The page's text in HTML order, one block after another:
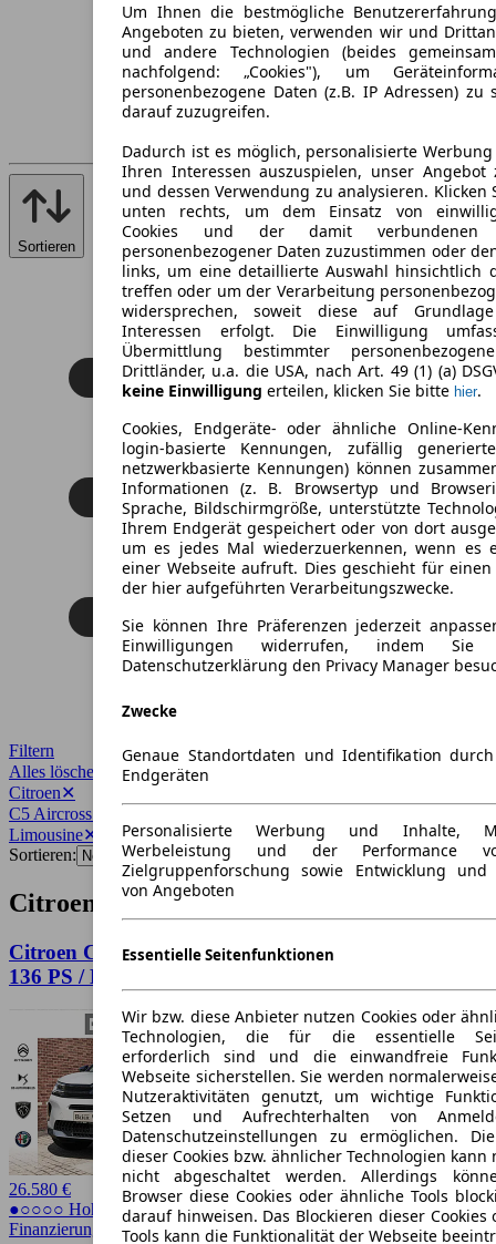
Sortieren
Filtern
Alles löschen
Citroen✕
C5 Aircross
Limousine✕
Sortieren:
Citroen C5 Aircross Limousine Angebote
Citroen C5 Aircross C- Serie Mild-Hybrid / 1.2 Ltr /
136 PS / Kam / S
26.580 €
●○○○○ Hoher Preis
Finanzierung möglich
Um Ihnen die bestmögliche
Angeboten zu bieten, verwenden wir und
und andere Technologien (beides
nachfolgend: „Cookies"), um
personenbezogene Daten (z.B. IP Adressen) zu
darauf zuzugreifen.
Dadurch ist es möglich, personalisierte
Ihren Interessen auszuspielen, unser Angebot
und dessen Verwendung zu analysieren. Klicken
unten rechts, um dem Einsatz von
Cookies und der damit verbundenen
personenbezogener Daten zuzustimmen oder
links, um eine detaillierte Auswahl hinsichtlich
treffen oder um der Verarbeitung
widersprechen, soweit diese auf
Interessen erfolgt. Die Einwilligung
Übermittlung bestimmter
Drittländer, u.a. die USA, nach Art. 49 (1) (a)
keine Einwilligung erteilen, klicken Sie bitte hier.
Cookies, Endgeräte- oder ähnliche Online-
login-basierte Kennungen, zufällig
netzwerkbasierte Kennungen) können
Informationen (z. B. Browsertyp und
Sprache, Bildschirmgröße, unterstützte
Ihrem Endgerät gespeichert oder von dort
um es jedes Mal wiederzuerkennen, wenn es
einer Webseite aufruft. Dies geschieht für
der hier aufgeführten Verarbeitungszwecke.
Sie können Ihre Präferenzen jederzeit
Einwilligungen widerrufen, indem
Datenschutzerklärung den Privacy Manager
Zwecke
Genaue Standortdaten und Identifikation
Endgeräten
Personalisierte Werbung und Inhalte,
Werbeleistung und der Performance
Zielgruppenforschung sowie Entwicklung und
von Angeboten
Essentielle Seitenfunktionen
Wir bzw. diese Anbieter nutzen Cookies oder
Technologien, die für die essentielle
erforderlich sind und die einwandfreie
Webseite sicherstellen. Sie werden
Nutzeraktivitäten genutzt, um wichtige
Setzen und Aufrechterhalten von
Datenschutzeinstellungen zu ermöglichen.
dieser Cookies bzw. ähnlicher Technologien kann
nicht abgeschaltet werden. Allerdings
Browser diese Cookies oder ähnliche Tools
darauf hinweisen. Das Blockieren dieser
Tools kann die Funktionalität der Webseite